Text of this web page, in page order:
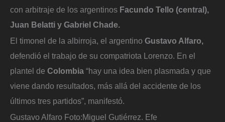
con arbitraje de los argentinos Facundo Tello (central),
Juan Belatti y Gabriel Chade.
El timonel de la albirroja, el argentino Gustavo Alfaro,
defendió el trabajo de su compatriota Lorenzo. En el
plantel de Colombia “hay una idea bien plasmada y que
viene dando resultados, más allá del accidente de los
últimos tres partidos”, manifestó.
Gustavo Alfaro Foto:Miguel Gutiérrez. Efe